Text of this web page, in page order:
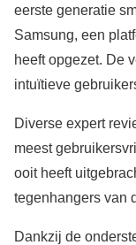
eerste generatie
Samsung, een
heeft opgezet. De
intuïtieve
Diverse expert
meest
ooit heeft
tegenhangers van
Dankzij de